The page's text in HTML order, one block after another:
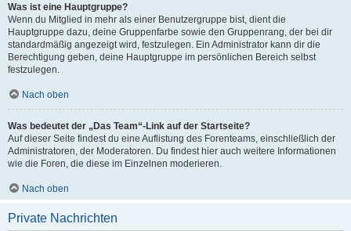
Was ist eine Hauptgruppe?
Wenn du Mitglied in mehr als einer Benutzergruppe bist, dient die
Hauptgruppe dazu, deine Gruppenfarbe sowie den Gruppenrang, der bei dir
standardmäßig angezeigt wird, festzulegen. Ein Administrator kann dir die
Berechtigung geben, deine Hauptgruppe im persönlichen Bereich selbst
festzulegen.
Nach oben
Was bedeutet der „Das Team“-Link auf der Startseite?
Auf dieser Seite findest du eine Auflistung des Forenteams, einschließlich der
Administratoren, der Moderatoren. Du findest hier auch weitere Informationen
wie die Foren, die diese im Einzelnen moderieren.
Nach oben
Private Nachrichten